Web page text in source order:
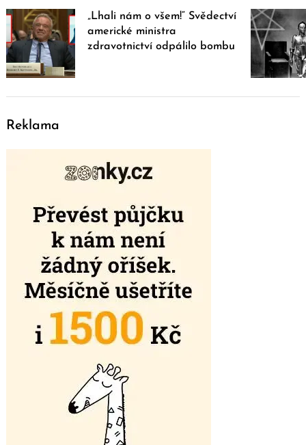
„Lhali nám o všem!“ Svědectví
americké ministra
zdravotnictví odpálilo bombu
Reklama